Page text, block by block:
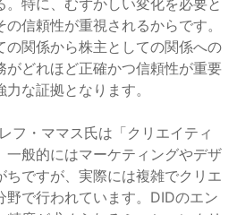
特に、むずかしい変化を必要と
信頼性が重視されるからです。
の関係から株主としての関係への
がどれほど正確かつ信頼性が重要
な証拠となります。
フ・ママス氏は「クリエイティ
一般的にはマーケティングやデザ
ちですが、実際には複雑でクリエ
野で行われています。DIDのエン